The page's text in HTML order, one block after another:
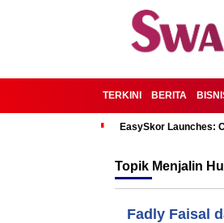
TERKINI BERITA
EasySkor Launches:
Topik Menjalin
Fadly Faisal